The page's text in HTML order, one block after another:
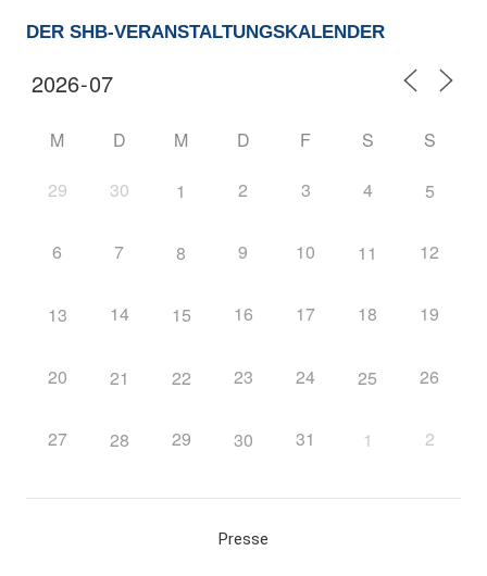
DER SHB-VERANSTALTUNGSKALENDER
M D M D F S S
29 30 1 2 3 4 5
6 7 8 9 10 11 12
13 14 15 16 17 18 19
20 21 22 23 24 25 26
27 28 29 30 31 1 2
Presse